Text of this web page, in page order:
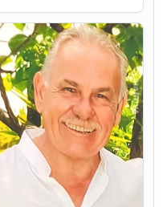
Giuseppe Deiana
5 agosto 2026